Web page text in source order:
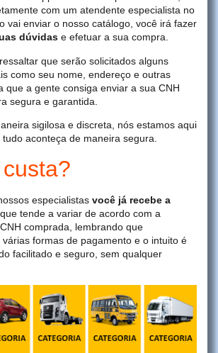
com um atendente especialista no
vai enviar o nosso catálogo, você irá fazer
dúvidas e efetuar a sua compra.
que serão solicitados alguns
como seu nome, endereço e outras
que a gente consiga enviar a sua CNH
segura e garantida.
sigilosa e discreta, nós estamos aqui
aconteça de maneira segura.
especialistas você já recebe a
tende a variar de acordo com a
comprada, lembrando que
formas de pagamento e o intuito é
facilitado e seguro, sem qualquer